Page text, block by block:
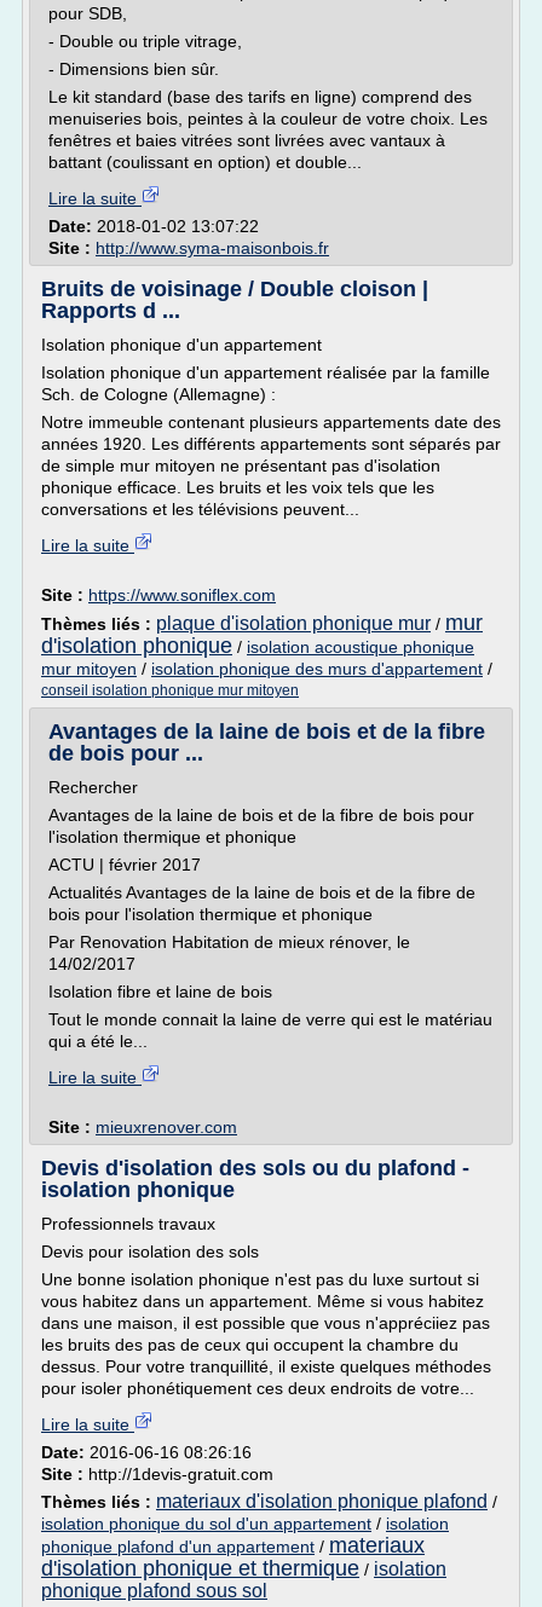
pour SDB,
- Double ou triple vitrage,
- Dimensions bien sûr.
Le kit standard (base des tarifs en ligne) comprend des
menuiseries bois, peintes à la couleur de votre choix. Les
fenêtres et baies vitrées sont livrées avec vantaux à
battant (coulissant en option) et double...
Lire la suite
Date: 2018-01-02 13:07:22
Site : http://www.syma-maisonbois.fr
Bruits de voisinage / Double cloison |
Rapports d ...
Isolation phonique d'un appartement
Isolation phonique d'un appartement réalisée par la famille
Sch. de Cologne (Allemagne) :
Notre immeuble contenant plusieurs appartements date des
années 1920. Les différents appartements sont séparés par
de simple mur mitoyen ne présentant pas d'isolation
phonique efficace. Les bruits et les voix tels que les
conversations et les télévisions peuvent...
Lire la suite
Site : https://www.soniflex.com
Thèmes liés : plaque d'isolation phonique mur / mur
d'isolation phonique / isolation acoustique phonique
mur mitoyen / isolation phonique des murs d'appartement /
conseil isolation phonique mur mitoyen
Avantages de la laine de bois et de la fibre
de bois pour ...
Rechercher
Avantages de la laine de bois et de la fibre de bois pour
l'isolation thermique et phonique
ACTU | février 2017
Actualités Avantages de la laine de bois et de la fibre de
bois pour l'isolation thermique et phonique
Par Renovation Habitation de mieux rénover, le
14/02/2017
Isolation fibre et laine de bois
Tout le monde connait la laine de verre qui est le matériau
qui a été le...
Lire la suite
Site : mieuxrenover.com
Devis d'isolation des sols ou du plafond -
isolation phonique
Professionnels travaux
Devis pour isolation des sols
Une bonne isolation phonique n'est pas du luxe surtout si
vous habitez dans un appartement. Même si vous habitez
dans une maison, il est possible que vous n'appréciiez pas
les bruits des pas de ceux qui occupent la chambre du
dessus. Pour votre tranquillité, il existe quelques méthodes
pour isoler phonétiquement ces deux endroits de votre...
Lire la suite
Date: 2016-06-16 08:26:16
Site : http://1devis-gratuit.com
Thèmes liés : materiaux d'isolation phonique plafond /
isolation phonique du sol d'un appartement / isolation
phonique plafond d'un appartement / materiaux
d'isolation phonique et thermique / isolation
phonique plafond sous sol